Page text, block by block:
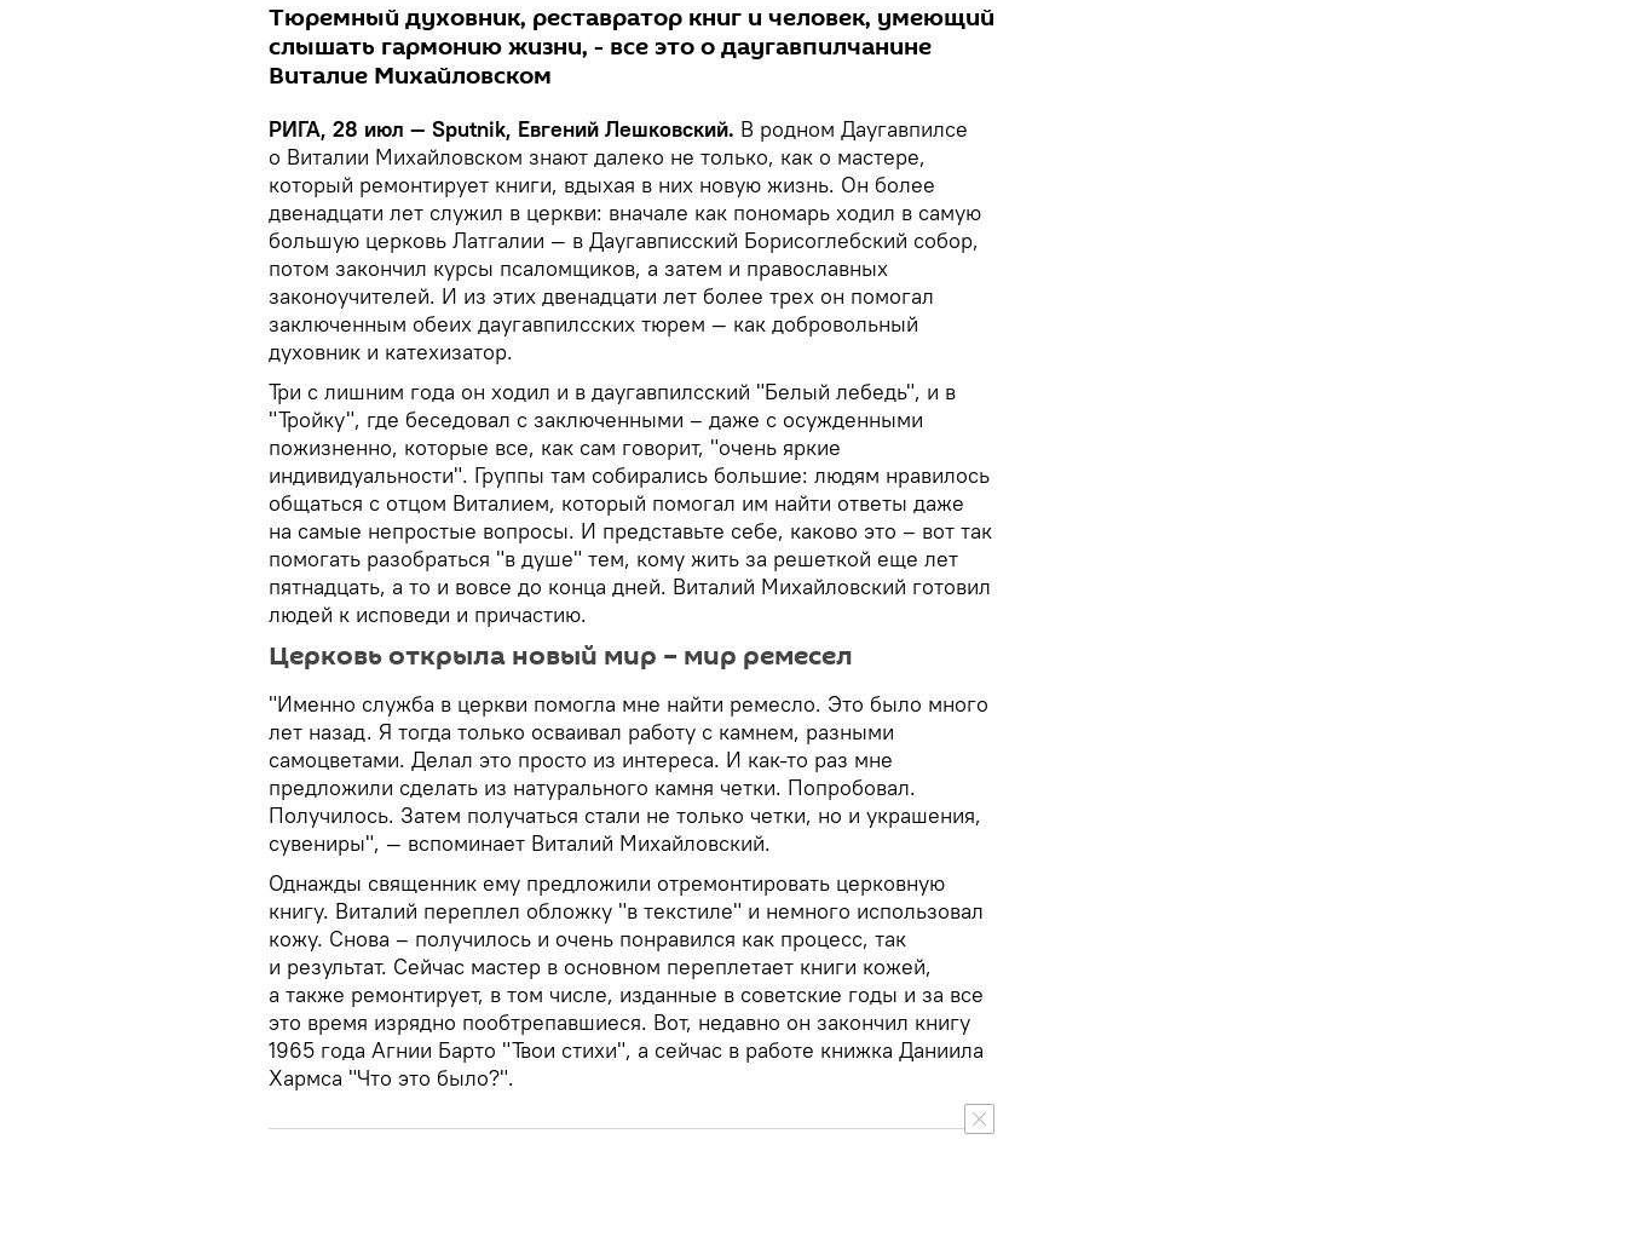
Тюремный духовник, реставратор книг и человек, умеющий
слышать гармонию жизни, - все это о даугавпилчанине
Виталие Михайловском
РИГА, 28 июл — Sputnik, Евгений Лешковский. В родном Даугавпилсе
о Виталии Михайловском знают далеко не только, как о мастере,
который ремонтирует книги, вдыхая в них новую жизнь. Он более
двенадцати лет служил в церкви: вначале как пономарь ходил в самую
большую церковь Латгалии — в Даугавписский Борисоглебский собор,
потом закончил курсы псаломщиков, а затем и православных
законоучителей. И из этих двенадцати лет более трех он помогал
заключенным обеих даугавпилсских тюрем — как добровольный
духовник и катехизатор.
Три с лишним года он ходил и в даугавпилсский "Белый лебедь", и в
"Тройку", где беседовал с заключенными – даже с осужденными
пожизненно, которые все, как сам говорит, "очень яркие
индивидуальности". Группы там собирались большие: людям нравилось
общаться с отцом Виталием, который помогал им найти ответы даже
на самые непростые вопросы. И представьте себе, каково это – вот так
помогать разобраться "в душе" тем, кому жить за решеткой еще лет
пятнадцать, а то и вовсе до конца дней. Виталий Михайловский готовил
людей к исповеди и причастию.
Церковь открыла новый мир – мир ремесел
"Именно служба в церкви помогла мне найти ремесло. Это было много
лет назад. Я тогда только осваивал работу с камнем, разными
самоцветами. Делал это просто из интереса. И как-то раз мне
предложили сделать из натурального камня четки. Попробовал.
Получилось. Затем получаться стали не только четки, но и украшения,
сувениры", — вспоминает Виталий Михайловский.
Однажды священник ему предложили отремонтировать церковную
книгу. Виталий переплел обложку "в текстиле" и немного использовал
кожу. Снова – получилось и очень понравился как процесс, так
и результат. Сейчас мастер в основном переплетает книги кожей,
а также ремонтирует, в том числе, изданные в советские годы и за все
это время изрядно пообтрепавшиеся. Вот, недавно он закончил книгу
1965 года Агнии Барто "Твои стихи", а сейчас в работе книжка Даниила
Хармса "Что это было?".